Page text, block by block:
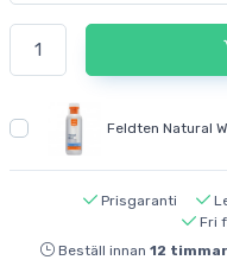
Feldten Natural
Prisgaranti
Fri
Beställ innan12